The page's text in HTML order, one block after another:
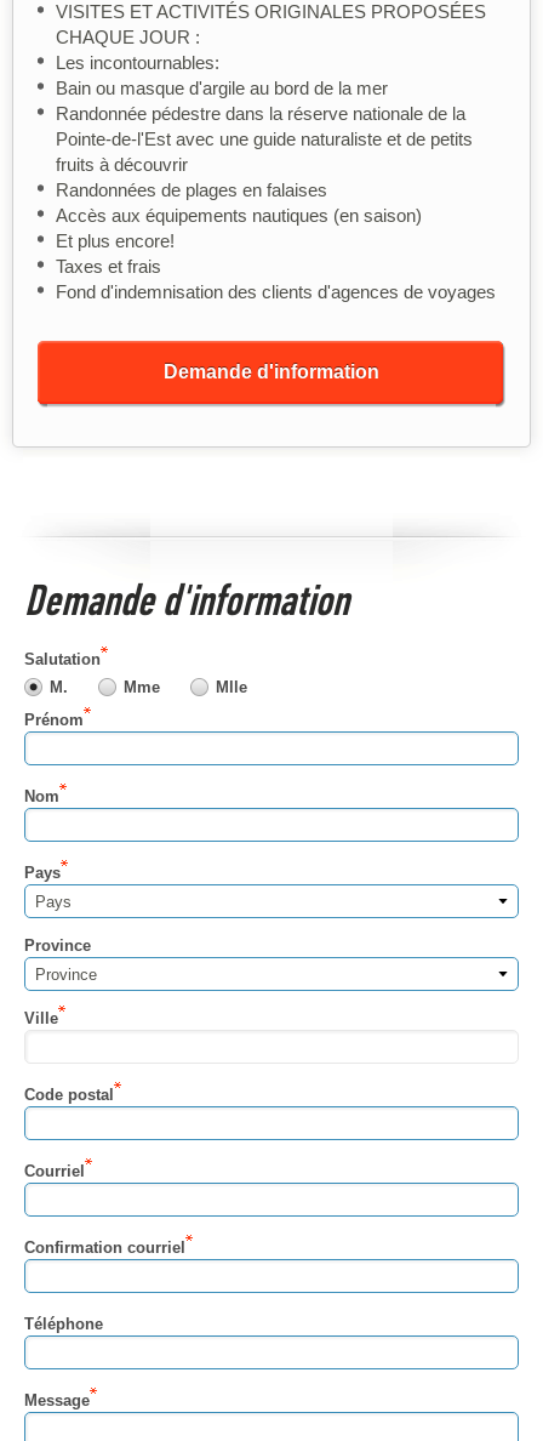
VISITES ET ACTIVITÉS ORIGINALES PROPOSÉES
CHAQUE JOUR :
Les incontournables:
Bain ou masque d'argile au bord de la mer
Randonnée pédestre dans la réserve nationale de la
Pointe-de-l'Est avec une guide naturaliste et de petits
fruits à découvrir
Randonnées de plages en falaises
Accès aux équipements nautiques (en saison)
Et plus encore!
Taxes et frais
Fond d'indemnisation des clients d'agences de voyages
Demande d'information
Demande d'information
Salutation
M.
Mme
Mlle
Prénom
Nom
Pays
Pays
Province
Province
Ville
Code postal
Courriel
Confirmation courriel
Téléphone
Message